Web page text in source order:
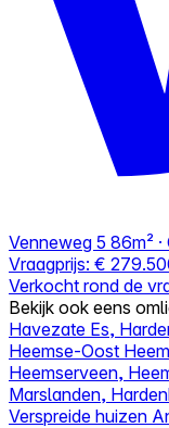
Venneweg 5 86m²
Vraagprijs: €
Verkocht rond de
Bekijk ook eens
Havezate Es,
Heemse-Oost
Heemserveen,
Marslanden,
Verspreide huizen